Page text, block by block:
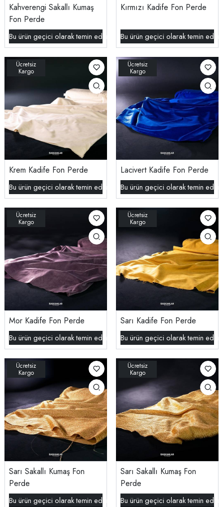
Kahverengi Sakallı Kumaş
Fon Perde
Bu ürün geçici olarak temin edilememektedir.
Kırmızı Kadife Fon Perde
Bu ürün geçici olarak temin
Krem Kadife Fon Perde
Bu ürün geçici olarak temin edilememektedir.
Lacivert Kadife Fon Perde
Bu ürün geçici olarak temin
Mor Kadife Fon Perde
Bu ürün geçici olarak temin edilememektedir.
Sarı Kadife Fon Perde
Bu ürün geçici olarak temin
Sarı Sakallı Kumaş Fon
Perde
Bu ürün geçici olarak temin edilememektedir.
Sarı Sakallı Kumaş Fon
Perde
Bu ürün geçici olarak temin